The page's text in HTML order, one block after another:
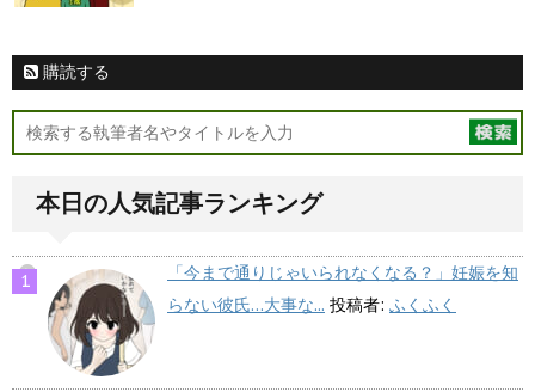
購読する
本日の人気記事ランキング
「今まで通りじゃいられなくなる？」妊娠を知
らない彼氏…大事な... 投稿者: ふくふく